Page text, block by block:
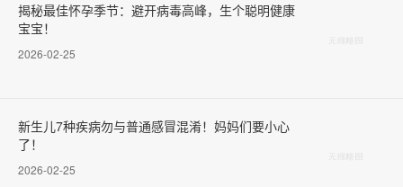
揭秘最佳怀孕季节：避开病毒高峰，生个聪明健康
宝宝！
2026-02-25
新生儿7种疾病勿与普通感冒混淆！妈妈们要小心
了！
2026-02-25